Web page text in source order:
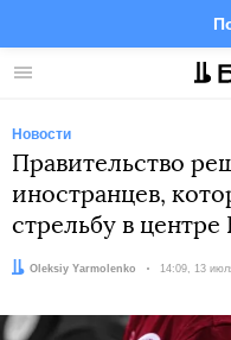
Меню
Новости
Правительство
иностранцев,
стрельбу в центре
Автор:
Oleksiy Yarmolenko Дата:
14:09, 13